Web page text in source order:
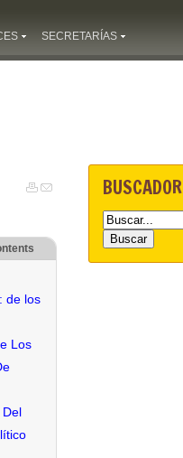
SECRETARÍAS
de los
Los
BUSCADOR